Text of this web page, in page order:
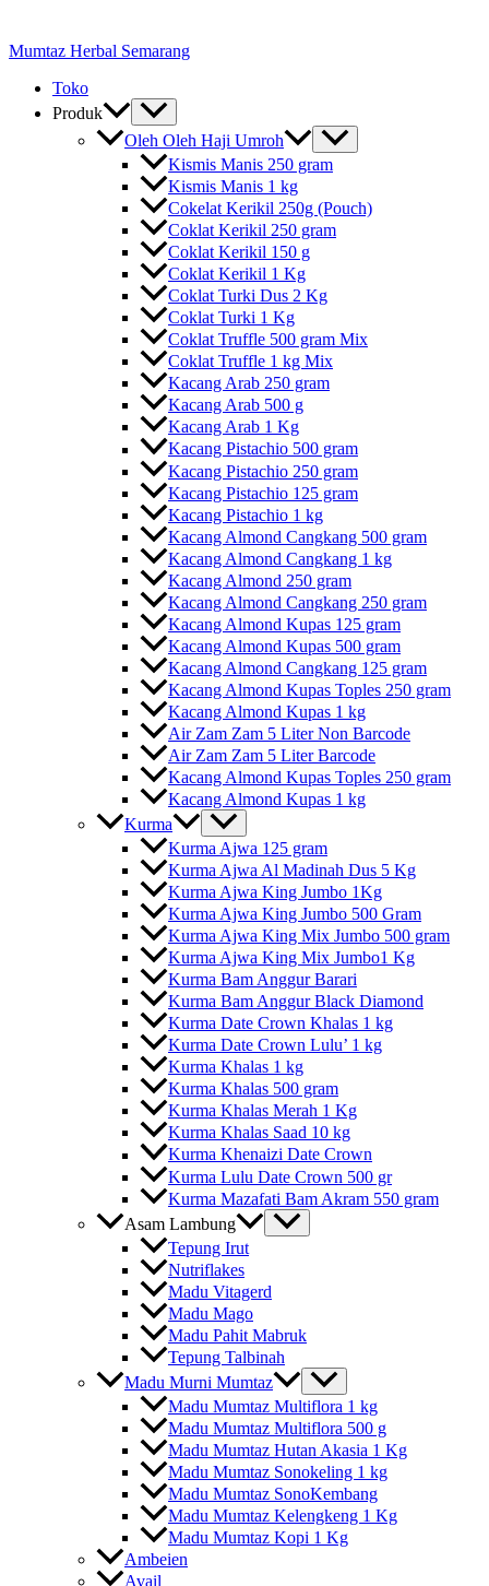
Mumtaz Herbal Semarang
Toko
Produk
Oleh Oleh Haji Umroh
Kismis Manis 250 gram
Kismis Manis 1 kg
Cokelat Kerikil 250g (Pouch)
Coklat Kerikil 250 gram
Coklat Kerikil 150 g
Coklat Kerikil 1 Kg
Coklat Turki Dus 2 Kg
Coklat Turki 1 Kg
Coklat Truffle 500 gram Mix
Coklat Truffle 1 kg Mix
Kacang Arab 250 gram
Kacang Arab 500 g
Kacang Arab 1 Kg
Kacang Pistachio 500 gram
Kacang Pistachio 250 gram
Kacang Pistachio 125 gram
Kacang Pistachio 1 kg
Kacang Almond Cangkang 500 gram
Kacang Almond Cangkang 1 kg
Kacang Almond 250 gram
Kacang Almond Cangkang 250 gram
Kacang Almond Kupas 125 gram
Kacang Almond Kupas 500 gram
Kacang Almond Cangkang 125 gram
Kacang Almond Kupas Toples 250 gram
Kacang Almond Kupas 1 kg
Air Zam Zam 5 Liter Non Barcode
Air Zam Zam 5 Liter Barcode
Kacang Almond Kupas Toples 250 gram
Kacang Almond Kupas 1 kg
Kurma
Kurma Ajwa 125 gram
Kurma Ajwa Al Madinah Dus 5 Kg
Kurma Ajwa King Jumbo 1Kg
Kurma Ajwa King Jumbo 500 Gram
Kurma Ajwa King Mix Jumbo 500 gram
Kurma Ajwa King Mix Jumbo1 Kg
Kurma Bam Anggur Barari
Kurma Bam Anggur Black Diamond
Kurma Date Crown Khalas 1 kg
Kurma Date Crown Lulu’ 1 kg
Kurma Khalas 1 kg
Kurma Khalas 500 gram
Kurma Khalas Merah 1 Kg
Kurma Khalas Saad 10 kg
Kurma Khenaizi Date Crown
Kurma Lulu Date Crown 500 gr
Kurma Mazafati Bam Akram 550 gram
Asam Lambung
Tepung Irut
Nutriflakes
Madu Vitagerd
Madu Mago
Madu Pahit Mabruk
Tepung Talbinah
Madu Murni Mumtaz
Madu Mumtaz Multiflora 1 kg
Madu Mumtaz Multiflora 500 g
Madu Mumtaz Hutan Akasia 1 Kg
Madu Mumtaz Sonokeling 1 kg
Madu Mumtaz SonoKembang
Madu Mumtaz Kelengkeng 1 Kg
Madu Mumtaz Kopi 1 Kg
Ambeien
Avail